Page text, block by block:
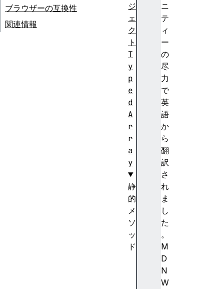
ニ
テ
ィ
ー
の
尽
力
で
英
語
か
ら
翻
訳
さ
れ
ま
し
た
。
M
D
N
W
ブラウザーの互換性
関連情報
ジ
ェ
ク
ト
T
y
p
e
d
A
r
r
a
y
静
的
メ
ソ
ッ
ド